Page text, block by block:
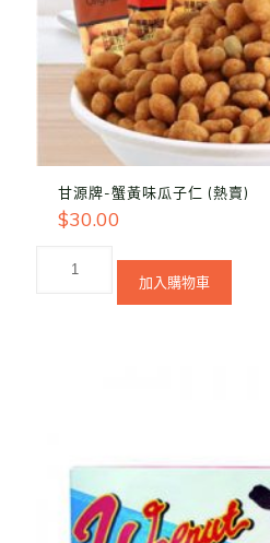
甘源牌-蟹黃味瓜子仁 (熱賣)
$30.00
加入購物車